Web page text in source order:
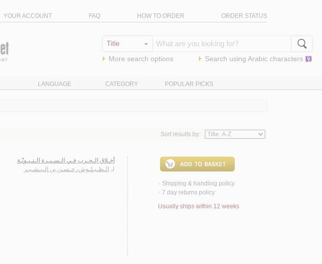
YOUR ACCOUNT FAQ HOW TO ORDER ORDER STATUS
More search options Search using Arabic characters
LANGUAGE CATEGORY POPULAR PICKS
Sort results by:
أخـلاق الـحـرب فـي الـسـيـرة الـنـبـويّـة
لـ الـطـيـلـوش، حـسـن بن الـبـشـيـر
< Shipping & handling policy
< 7 day returns policy
Usually ships within 12 weeks